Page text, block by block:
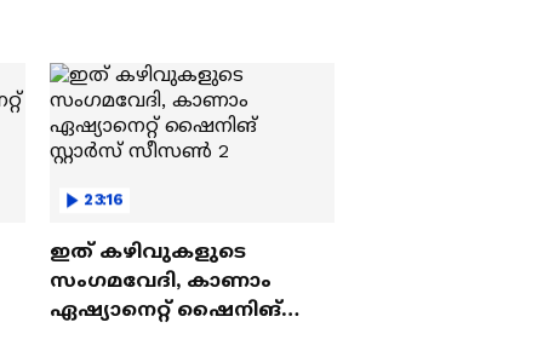
23:16
ഇത് കഴിവുകളുടെ
സംഗമവേദി, കാണാം
ഏഷ്യാനെറ്റ് ഷൈനിങ്